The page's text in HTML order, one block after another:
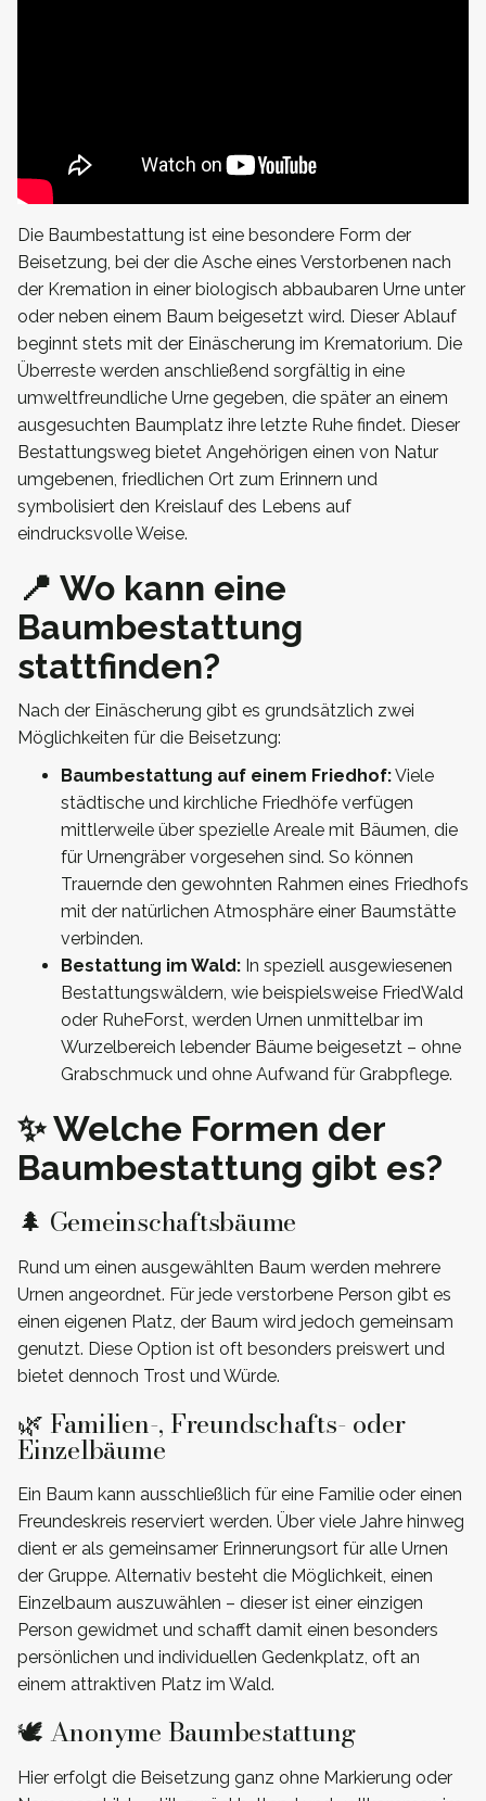
Die Baumbestattung ist eine besondere Form der
Beisetzung, bei der die Asche eines Verstorbenen nach
der Kremation in einer biologisch abbaubaren Urne unter
oder neben einem Baum beigesetzt wird. Dieser Ablauf
beginnt stets mit der Einäscherung im Krematorium. Die
Überreste werden anschließend sorgfältig in eine
umweltfreundliche Urne gegeben, die später an einem
ausgesuchten Baumplatz ihre letzte Ruhe findet. Dieser
Bestattungsweg bietet Angehörigen einen von Natur
umgebenen, friedlichen Ort zum Erinnern und
symbolisiert den Kreislauf des Lebens auf
eindrucksvolle Weise.
📍 Wo kann eine
Baumbestattung
stattfinden?
Nach der Einäscherung gibt es grundsätzlich zwei
Möglichkeiten für die Beisetzung:
Baumbestattung auf einem Friedhof:Viele
städtische und kirchliche Friedhöfe verfügen
mittlerweile über spezielle Areale mit Bäumen, die
für Urnengräber vorgesehen sind. So können
Trauernde den gewohnten Rahmen eines Friedhofs
mit der natürlichen Atmosphäre einer Baumstätte
verbinden.
Bestattung im Wald: In speziell ausgewiesenen
Bestattungswäldern, wie beispielsweise FriedWald
oder RuheForst, werden Urnen unmittelbar im
Wurzelbereich lebender Bäume beigesetzt – ohne
Grabschmuck und ohne Aufwand für Grabpflege.
✨ Welche Formen der
Baumbestattung gibt es?
🌲 Gemeinschaftsbäume
Rund um einen ausgewählten Baum werden mehrere
Urnen angeordnet. Für jede verstorbene Person gibt es
einen eigenen Platz, der Baum wird jedoch gemeinsam
genutzt. Diese Option ist oft besonders preiswert und
bietet dennoch Trost und Würde.
🌿 Familien-, Freundschafts- oder
Einzelbäume
Ein Baum kann ausschließlich für eine Familie oder einen
Freundeskreis reserviert werden. Über viele Jahre hinweg
dient er als gemeinsamer Erinnerungsort für alle Urnen
der Gruppe. Alternativ besteht die Möglichkeit, einen
Einzelbaum auszuwählen – dieser ist einer einzigen
Person gewidmet und schafft damit einen besonders
persönlichen und individuellen Gedenkplatz, oft an
einem attraktiven Platz im Wald.
🕊️ Anonyme Baumbestattung
Hier erfolgt die Beisetzung ganz ohne Markierung oder